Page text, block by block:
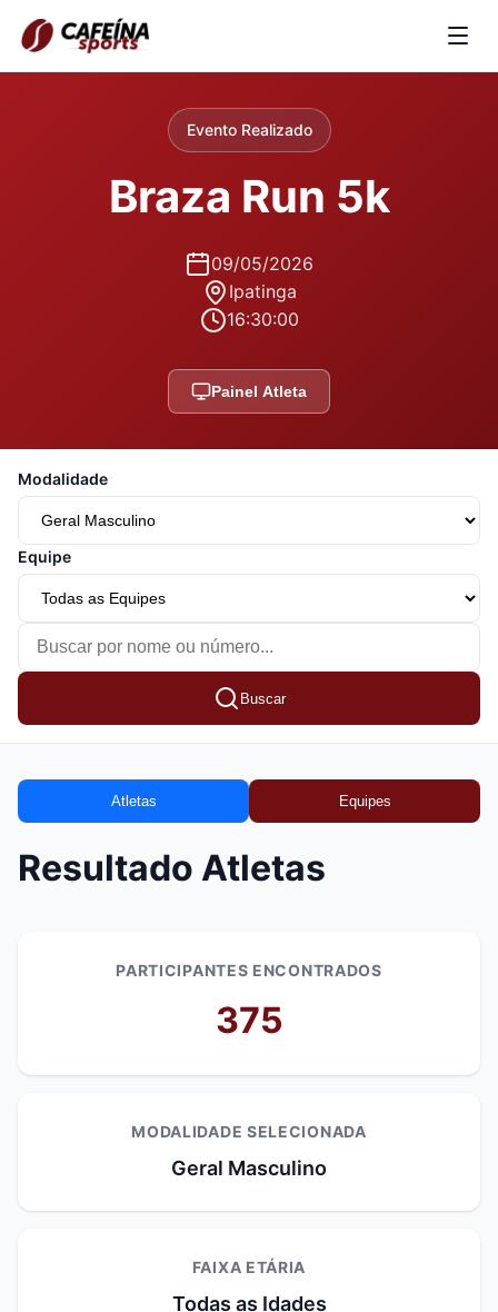
Evento Realizado
Braza Run 5k
09/05/2026
Ipatinga
16:30:00
Painel Atleta
Buscar
Modalidade
Equipe
Atletas Equipes
Resultado Atletas
PARTICIPANTES ENCONTRADOS
375
MODALIDADE SELECIONADA
Geral Masculino
FAIXA ETÁRIA
Todas as Idades